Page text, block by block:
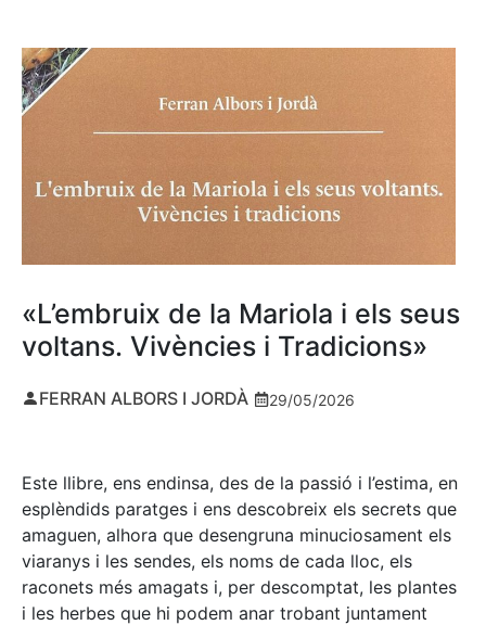
«L’embruix de la Mariola i els seus
voltans. Vivències i Tradicions»
FERRAN ALBORS I JORDÀ 29/05/2026
Este llibre, ens endinsa, des de la passió i l’estima, en
esplèndids paratges i ens descobreix els secrets que
amaguen, alhora que desengruna minuciosament els
viaranys i les sendes, els noms de cada lloc, els
raconets més amagats i, per descomptat, les plantes
i les herbes que hi podem anar trobant juntament